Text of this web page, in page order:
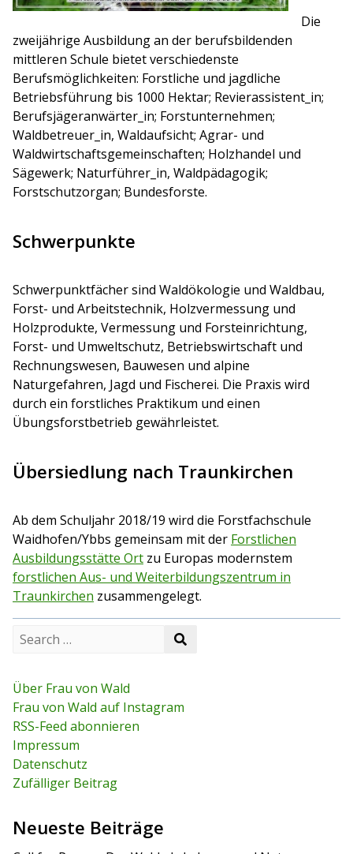
Die
zweijährige Ausbildung an der berufsbildenden
mittleren Schule bietet verschiedenste
Berufsmöglichkeiten: Forstliche und jagdliche
Betriebsführung bis 1000 Hektar; Revierassistent_in;
Berufsjägeranwärter_in; Forstunternehmen;
Waldbetreuer_in, Waldaufsicht; Agrar- und
Waldwirtschaftsgemeinschaften; Holzhandel und
Sägewerk; Naturführer_in, Waldpädagogik;
Forstschutzorgan; Bundesforste.
Schwerpunkte
Schwerpunktfächer sind Waldökologie und Waldbau,
Forst- und Arbeitstechnik, Holzvermessung und
Holzprodukte, Vermessung und Forsteinrichtung,
Forst- und Umweltschutz, Betriebswirtschaft und
Rechnungswesen, Bauwesen und alpine
Naturgefahren, Jagd und Fischerei. Die Praxis wird
durch ein forstliches Praktikum und einen
Übungsforstbetrieb gewährleistet.
Übersiedlung nach Traunkirchen
Ab dem Schuljahr 2018/19 wird die Forstfachschule
Waidhofen/Ybbs gemeinsam mit der Forstlichen
Ausbildungsstätte Ort zu Europas modernstem
forstlichen Aus- und Weiterbildungszentrum in
Traunkirchen zusammengelegt.
c
h
f
o
r
:
Über Frau von Wald
Frau von Wald auf Instagram
RSS-Feed abonnieren
Impressum
Datenschutz
Zufälliger Beitrag
Neueste Beiträge